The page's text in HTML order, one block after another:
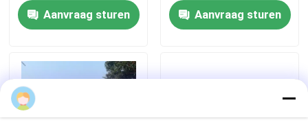
Gevallen
Offerte Aanvragen
Aanvraag sturen
Aanvraag sturen